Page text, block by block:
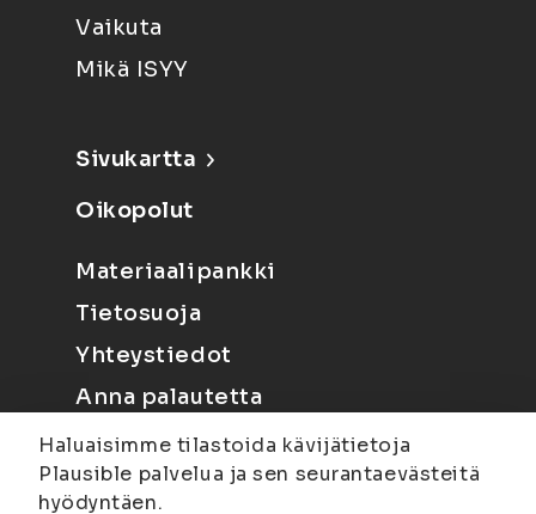
Vaikuta
Mikä ISYY
Sivukartta
Oikopolut
Materiaalipankki
Tietosuoja
Yhteystiedot
Anna palautetta
Haluaisimme tilastoida kävijätietoja
Plausible palvelua ja sen seurantaevästeitä
hyödyntäen.